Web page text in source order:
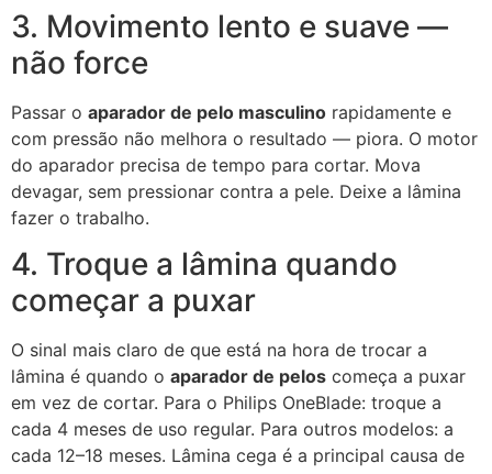
3. Movimento lento e suave —
não force
Passar o aparador de pelo masculino rapidamente e
com pressão não melhora o resultado — piora. O motor
do aparador precisa de tempo para cortar. Mova
devagar, sem pressionar contra a pele. Deixe a lâmina
fazer o trabalho.
4. Troque a lâmina quando
começar a puxar
O sinal mais claro de que está na hora de trocar a
lâmina é quando o aparador de pelos começa a puxar
em vez de cortar. Para o Philips OneBlade: troque a
cada 4 meses de uso regular. Para outros modelos: a
cada 12–18 meses. Lâmina cega é a principal causa de